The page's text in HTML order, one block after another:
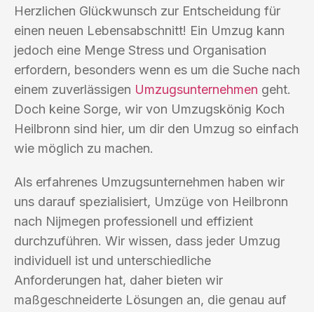
Herzlichen Glückwunsch zur Entscheidung für
einen neuen Lebensabschnitt! Ein Umzug kann
jedoch eine Menge Stress und Organisation
erfordern, besonders wenn es um die Suche nach
einem zuverlässigen Umzugsunternehmen geht.
Doch keine Sorge, wir von Umzugskönig Koch
Heilbronn sind hier, um dir den Umzug so einfach
wie möglich zu machen.
Als erfahrenes Umzugsunternehmen haben wir
uns darauf spezialisiert, Umzüge von Heilbronn
nach Nijmegen professionell und effizient
durchzuführen. Wir wissen, dass jeder Umzug
individuell ist und unterschiedliche
Anforderungen hat, daher bieten wir
maßgeschneiderte Lösungen an, die genau auf